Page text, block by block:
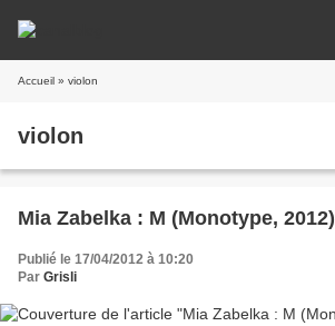
Accueil » violon
violon
Mia Zabelka : M (Monotype, 2012)
Publié le 17/04/2012 à 10:20
Par Grisli